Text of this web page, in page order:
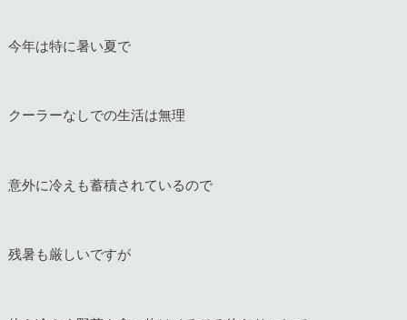
今年は特に暑い夏で
クーラーなしでの生活は無理
意外に冷えも蓄積されているので
残暑も厳しいですが